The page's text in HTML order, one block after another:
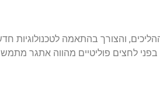
והצורך בהתאמה לטכנולוגיות
לחצים פוליטיים מהווה אתגר